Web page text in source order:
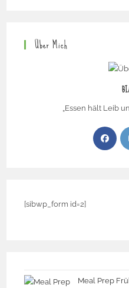
Über Mich
„Essen hält Leib
[sibwp_form id=2]
Meal Prep